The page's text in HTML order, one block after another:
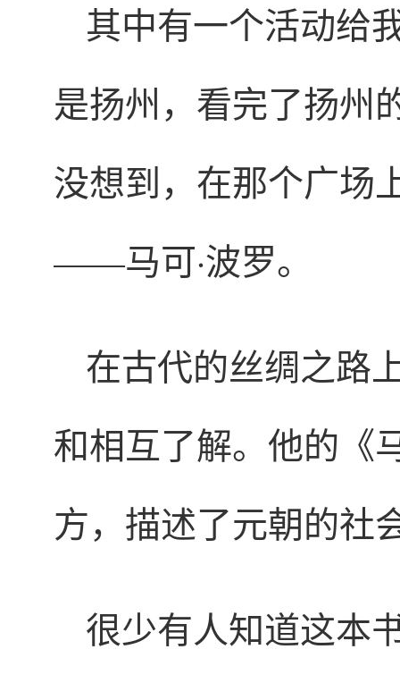
其中有一个活动给
是扬州，看完了扬州
没想到，在那个广场
——马可·波罗。
在古代的丝绸之路
和相互了解。他的《
方，描述了元朝的社
很少有人知道这本